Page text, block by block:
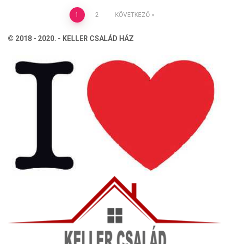
Bejegyzések
lapozása
1 2 KÖVETKEZŐ
© 2018 - 2020. - KELLER CSALÁD HÁZ